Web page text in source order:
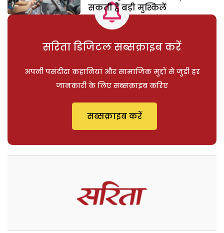
सकती हैं बड़ी मुश्किलें
सरिता डिजिटल सब्सक्राइब करें
अपनी पसंदीदा कहानियां और सामाजिक मुद्दों से जुड़ी हर
जानकारी के लिए सब्सक्राइब करिए
सब्सक्राइब करें